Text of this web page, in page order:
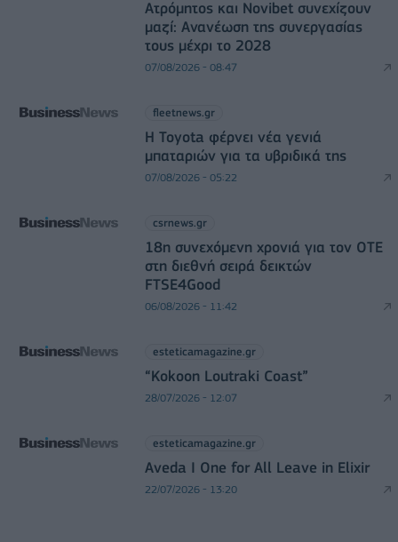
Ατρόμητος και Novibet συνεχίζουν
μαζί: Ανανέωση της συνεργασίας
τους μέχρι το 2028
07/08/2026 - 08:47
fleetnews.gr
Η Toyota φέρνει νέα γενιά
μπαταριών για τα υβριδικά της
07/08/2026 - 05:22
csrnews.gr
18η συνεχόμενη χρονιά για τον ΟΤΕ
στη διεθνή σειρά δεικτών
FTSE4Good
06/08/2026 - 11:42
esteticamagazine.gr
“Kokoon Loutraki Coast”
28/07/2026 - 12:07
esteticamagazine.gr
Aveda I One for All Leave in Elixir
22/07/2026 - 13:20